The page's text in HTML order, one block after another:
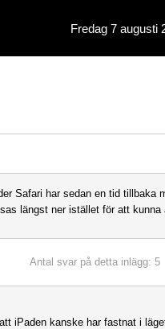
Fredag 7 augusti
Safari har sedan en tid tillbaka
längst ner istället för att
Antal svar på detta inlägg: 5
iPaden kanske har fastnat i